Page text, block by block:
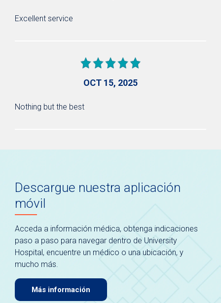
Excellent service
OCT 15, 2025
Nothing but the best
Descargue nuestra aplicación
móvil
Acceda a información médica, obtenga indicaciones
paso a paso para navegar dentro de University
Hospital, encuentre un médico o una ubicación, y
mucho más.
Más información